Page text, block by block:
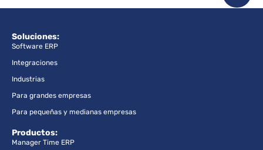
Soluciones:
Software ERP
Integraciones
Industrias
Para grandes empresas
Para pequeñas y medianas empresas
Productos:
Manager Time ERP